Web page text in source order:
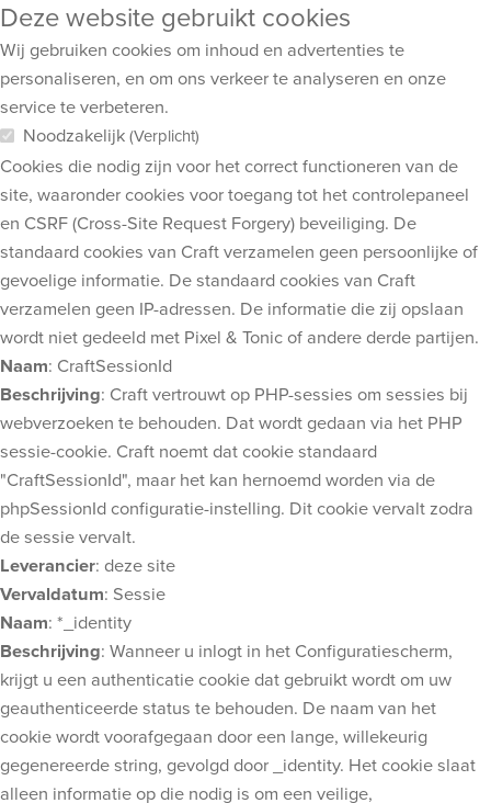
Deze website gebruikt cookies
Wij gebruiken cookies om inhoud en advertenties te
personaliseren, en om ons verkeer te analyseren en onze
service te verbeteren.
Noodzakelijk(Verplicht)
Cookies die nodig zijn voor het correct functioneren van de
site, waaronder cookies voor toegang tot het controlepaneel
en CSRF (Cross-Site Request Forgery) beveiliging. De
standaard cookies van Craft verzamelen geen persoonlijke of
gevoelige informatie. De standaard cookies van Craft
verzamelen geen IP-adressen. De informatie die zij opslaan
wordt niet gedeeld met Pixel & Tonic of andere derde partijen.
Naam: CraftSessionId
Beschrijving: Craft vertrouwt op PHP-sessies om sessies bij
webverzoeken te behouden. Dat wordt gedaan via het PHP
sessie-cookie. Craft noemt dat cookie standaard
"CraftSessionId", maar het kan hernoemd worden via de
phpSessionId configuratie-instelling. Dit cookie vervalt zodra
de sessie vervalt.
Leverancier: deze site
Vervaldatum: Sessie
Naam: *_identity
Beschrijving: Wanneer u inlogt in het Configuratiescherm,
krijgt u een authenticatie cookie dat gebruikt wordt om uw
geauthenticeerde status te behouden. De naam van het
cookie wordt voorafgegaan door een lange, willekeurig
gegenereerde string, gevolgd door _identity. Het cookie slaat
alleen informatie op die nodig is om een veilige,